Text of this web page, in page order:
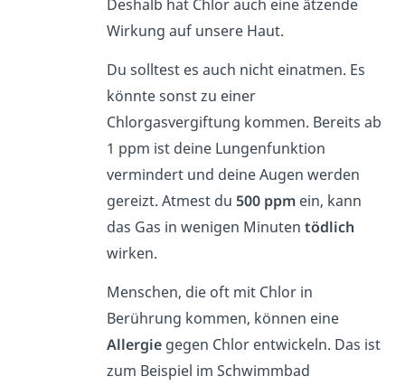
Deshalb hat Chlor auch eine ätzende
Wirkung auf unsere Haut.
Du solltest es auch nicht einatmen. Es
könnte sonst zu einer
Chlorgasvergiftung kommen. Bereits ab
1 ppm ist deine Lungenfunktion
vermindert und deine Augen werden
gereizt. Atmest du 500 ppmein, kann
das Gas in wenigen Minuten tödlich
wirken.
Menschen, die oft mit Chlor in
Berührung kommen, können eine
Allergiegegen Chlor entwickeln. Das ist
zum Beispiel im Schwimmbad